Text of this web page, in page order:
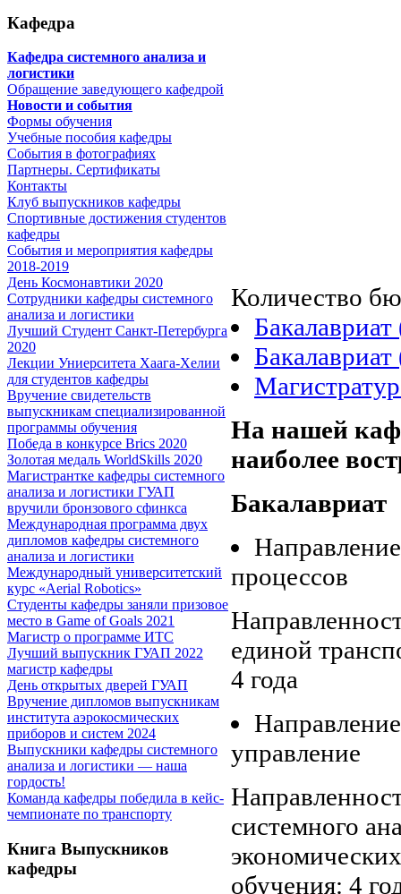
Кафедра
Кафедра системного анализа и
логистики
Обращение заведующего кафедрой
Новости и события
Формы обучения
Учебные пособия кафедры
События в фотографиях
Партнеры. Сертификаты
Контакты
Клуб выпускников кафедры
Спортивные достижения студентов
кафедры
События и мероприятия кафедры
2018-2019
День Космонавтики 2020
Сотрудники кафедры системного
анализа и логистики
Лучший Студент Санкт-Петербурга
2020
Лекции Униерситета Хаага-Хелии
для студентов кафедры
Вручение свидетельств
выпускникам специализированной
программы обучения
Победа в конкурсе Brics 2020
Золотая медаль WorldSkills 2020
Магистрантке кафедры системного
анализа и логистики ГУАП
вручили бронзового сфинкса
Международная программа двух
дипломов кафедры системного
анализа и логистики
Международный университетский
курс «Aerial Robotics»
Студенты кафедры заняли призовое
место в Game of Goals 2021
Магистр о программе ИТС
Лучший выпускник ГУАП 2022
магистр кафедры
День открытых дверей ГУАП
Вручение дипломов выпускникам
института аэрокосмических
приборов и систем 2024
Выпускники кафедры системного
анализа и логистики — наша
гордость!
Команда кафедры победила в кейс-
чемпионате по транспорту
Книга Выпускников
кафедры
Количество
На нашей
наиболее
Бакалавриат
процессов
единой
4 года
управление
системного
обучения: 4